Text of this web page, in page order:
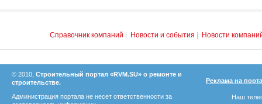
Справочник компаний Новости и события Новости
© 2010, Строительный портал «RVM.SU» о ремонте и
строительстве.
Администрация портала не несет ответственности за
Реклама на
Наш